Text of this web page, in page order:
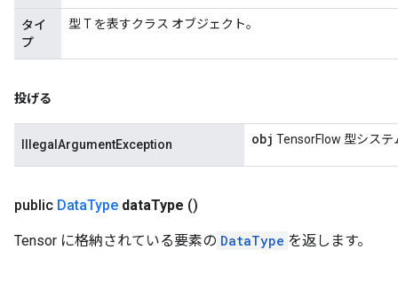
タイ
プ
型 T を表すクラス オブジェクト。
投げる
IllegalArgumentException obj TensorFlow 型シス
public DataType dataType ()
Tensor に格納されている要素の DataType を返します。